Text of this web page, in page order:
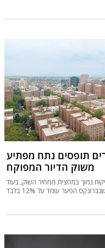
תופסים נתח מפתיע
משוק הדיור המפוקח
נמוך במחצית ממחיר השוק, בעוד
הפער עומד על 12% בלבד